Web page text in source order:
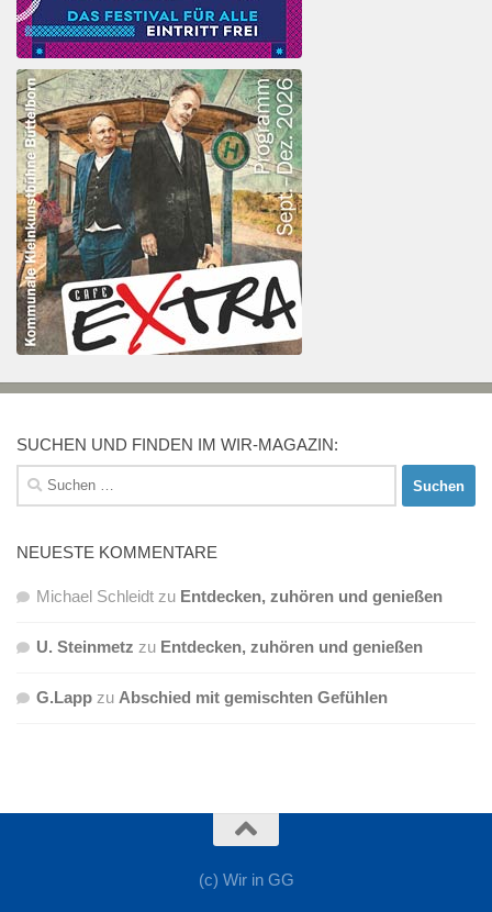
SUCHEN UND FINDEN IM WIR-MAGAZIN:
Suchen
nach:
NEUESTE KOMMENTARE
Michael Schleidt zu Entdecken, zuhören und genießen
U. Steinmetz zu Entdecken, zuhören und genießen
G.Lapp zu Abschied mit gemischten Gefühlen
(c) Wir in GG